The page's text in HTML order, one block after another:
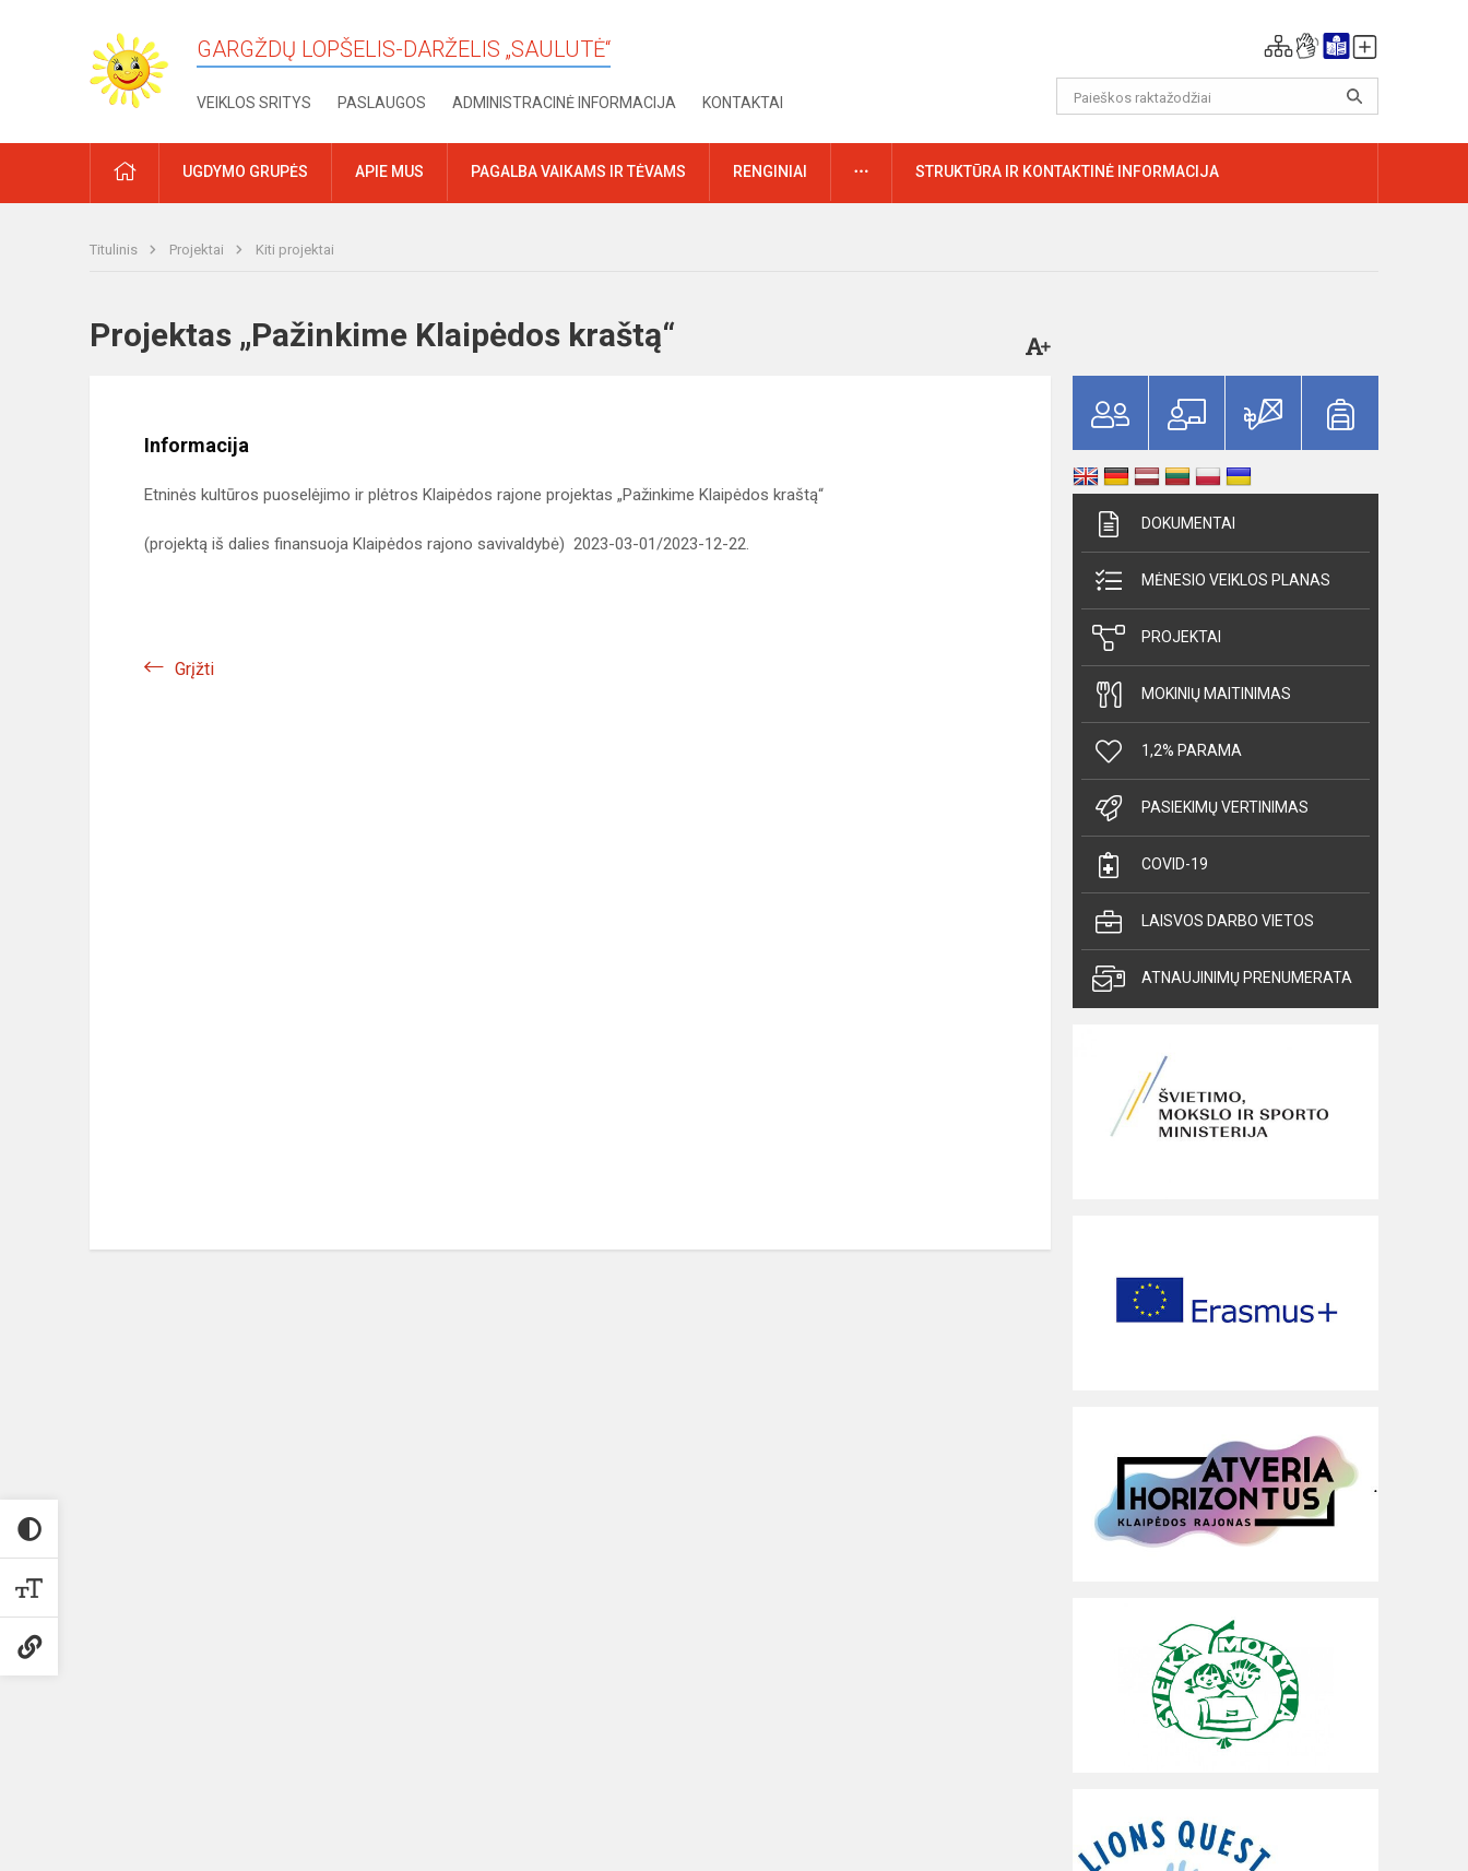
GARGŽDŲ LOPŠELIS-DARŽELIS „SAULUTĖ“
VEIKLOS SRITYS PASLAUGOS ADMINISTRACINĖ INFORMACIJA KONTAKTAI
PRADŽIAUGDYMO GRUPĖS APIE MUS PAGALBA VAIKAMS IR TĖVAMS RENGINIAI DAUGIAUSTRUKTŪRA IR KONTAKTINĖ INFORMACIJA
Titulinis Projektai Kiti projektai
Projektas „Pažinkime Klaipėdos kraštą“
Informacija
Etninės kultūros puoselėjimo ir plėtros Klaipėdos rajone projektas „Pažinkime Klaipėdos kraštą“
(projektą iš dalies finansuoja Klaipėdos rajono savivaldybė) 2023-03-01/2023-12-22.
Grįžti
DOKUMENTAI
MĖNESIO VEIKLOS PLANAS
PROJEKTAI
MOKINIŲ MAITINIMAS
1,2% PARAMA
PASIEKIMŲ VERTINIMAS
COVID-19
LAISVOS DARBO VIETOS
ATNAUJINIMŲ PRENUMERATA